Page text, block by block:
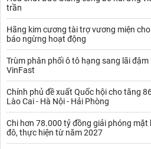
trần
Hãng kim cương tài trợ vương miện
báo ngừng hoạt động
Trùm phân phối ô tô hạng sang lãi
VinFast
Chính phủ đề xuất Quốc hội cho tăng
Lào Cai - Hà Nội - Hải Phòng
Chi hơn 78.000 tỷ đồng giải phóng mặt
đô, thực hiện từ năm 2027